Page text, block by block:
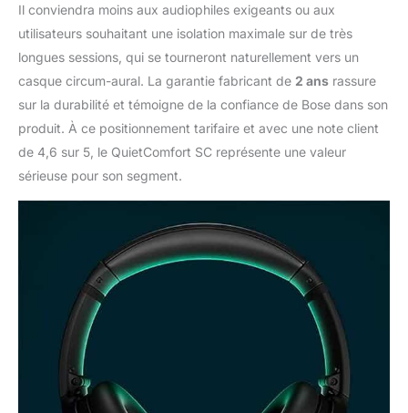
L’ÉTUI DE TRANSPORT
SOUPLE: À l’esthétique
minimaliste en mousse
dense, avec fermeture
intérieure pour les
câbles, vous permet
d’emporter votre
Il conviendra moins aux audiophiles exigeants ou aux
utilisateurs souhaitant une isolation maximale sur de très
longues sessions, qui se tourneront naturellement vers un
casque circum-aural. La garantie fabricant de 2 ans rassure
sur la durabilité et témoigne de la confiance de Bose dans son
produit. À ce positionnement tarifaire et avec une note client
de 4,6 sur 5, le QuietComfort SC représente une valeur
sérieuse pour son segment.